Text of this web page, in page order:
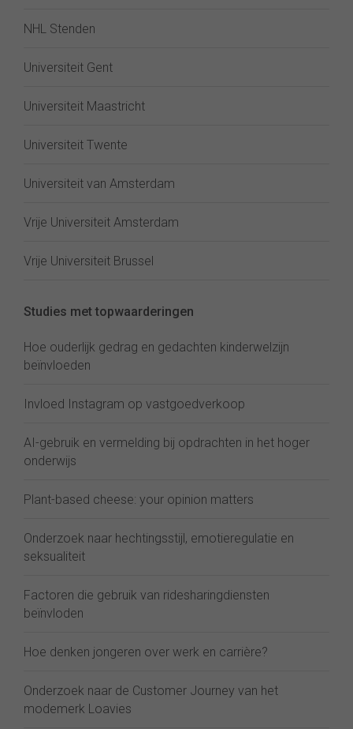
NHL Stenden
Universiteit Gent
Universiteit Maastricht
Universiteit Twente
Universiteit van Amsterdam
Vrije Universiteit Amsterdam
Vrije Universiteit Brussel
Studies met topwaarderingen
Hoe ouderlijk gedrag en gedachten kinderwelzijn
beïnvloeden
Invloed Instagram op vastgoedverkoop
AI-gebruik en vermelding bij opdrachten in het hoger
onderwijs
Plant-based cheese: your opinion matters
Onderzoek naar hechtingsstijl, emotieregulatie en
seksualiteit
Factoren die gebruik van ridesharingdiensten
beïnvloden
Hoe denken jongeren over werk en carrière?
Onderzoek naar de Customer Journey van het
modemerk Loavies